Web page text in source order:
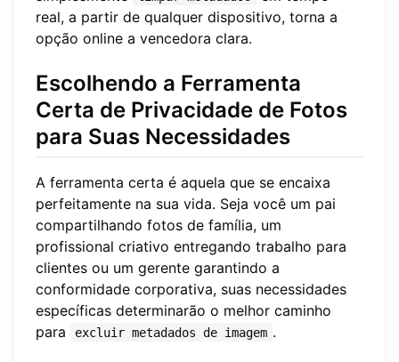
real, a partir de qualquer dispositivo, torna a
opção online a vencedora clara.
Escolhendo a Ferramenta
Certa de Privacidade de Fotos
para Suas Necessidades
A ferramenta certa é aquela que se encaixa
perfeitamente na sua vida. Seja você um pai
compartilhando fotos de família, um
profissional criativo entregando trabalho para
clientes ou um gerente garantindo a
conformidade corporativa, suas necessidades
específicas determinarão o melhor caminho
para
excluir metadados de imagem .